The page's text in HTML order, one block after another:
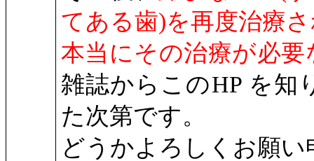
てある歯)を再度治療
本当にその治療が必
雑誌からこのHP を知
た次第です。
どうかよろしくお願